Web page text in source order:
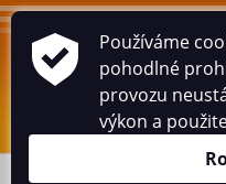
0
Používáme
pohodlné
provozu
výkon a